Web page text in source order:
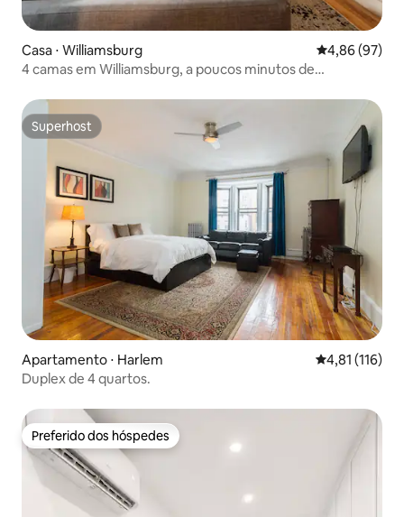
Casa ⋅ Williamsburg 4,86 de uma
4,86 (97)
4 camas em Williamsburg, a poucos minutos de
Superhost
Superhost
Apartamento ⋅ Harlem 4,81 de uma
4,81 (116)
Duplex de 4 quartos.
Preferido dos hóspedes
Preferido dos hóspedes